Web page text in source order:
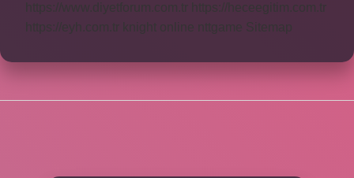
https://www.diyetforum.com.tr
https://heceegitim.com.tr
https://eyh.com.tr
knight online nttgame Sitemap